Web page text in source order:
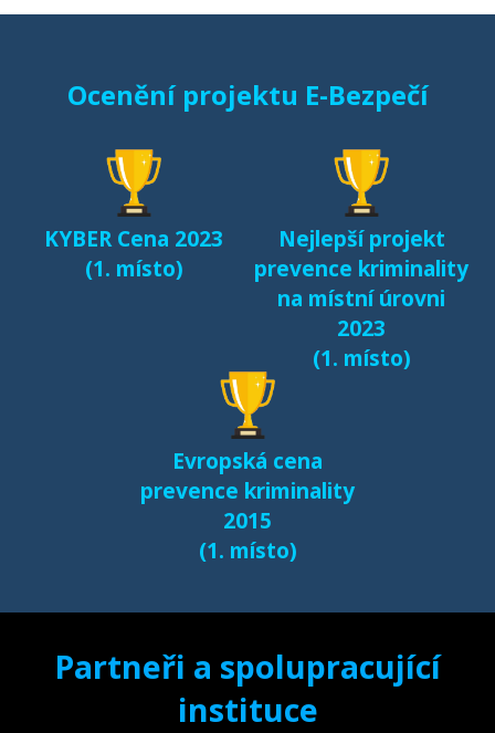
Sexting a rizikové
dětí v kyberprostoru
Fenomén Minecraft v
českém prostředí
Další výsledky jsou k
samostatné stránce
e-bezpeci.cz/vyzkum.
Ocenění projektu E-Bezpečí
KYBER Cena 2023
(1. místo)
Nejlepší projekt
prevence kriminality
na místní úrovni
2023
(1. místo)
Evropská cena
prevence kriminality
2015
(1. místo)
Partneři a spolupracující
instituce